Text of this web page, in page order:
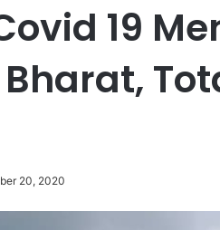
19
20, 2020